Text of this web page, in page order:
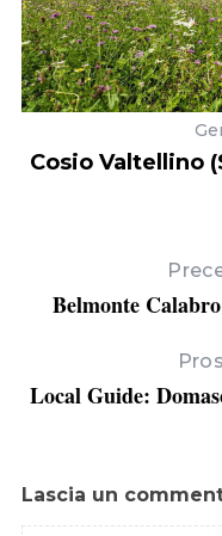
Cosio Valtellino
Belmonte
Local Guide:
Lascia un